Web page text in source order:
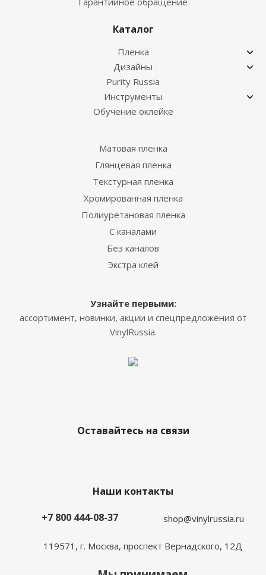
Каталог
Пленка
Дизайны
Purity Russia
Инструменты
Обучение оклейке
Матовая пленка
Глянцевая пленка
Текстурная пленка
Хромированная пленка
Полиуретановая пленка
С каналами
Без каналов
Экстра клей
Узнайте первыми:
ассортимент, новинки, акции и спецпредложения от
VinylRussia.
Оставайтесь на связи
Наши контакты
+7 800 444-08-37
shop@vinylrussia.ru
119571, г. Москва, проспект Вернадского, 12Д